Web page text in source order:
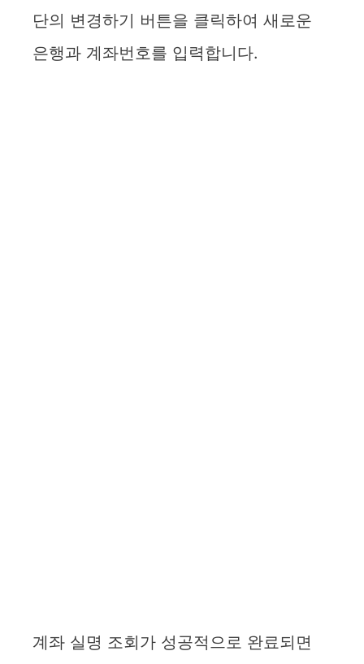
V
단의 변경하기 버튼을 클릭하여 새로운
은행과 계좌번호를 입력합니다.
계좌 실명 조회가 성공적으로 완료되면